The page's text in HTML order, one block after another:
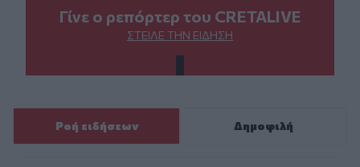
Γίνε ο ρεπόρτερ του CRETALIVE
ΣΤΕΊΛΕ ΤΗΝ ΕΊΔΗΣΗ
Ροή ειδήσεων Δημοφιλή